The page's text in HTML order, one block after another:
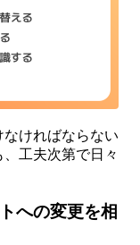
ければならない
工夫次第で日々
への変更を相